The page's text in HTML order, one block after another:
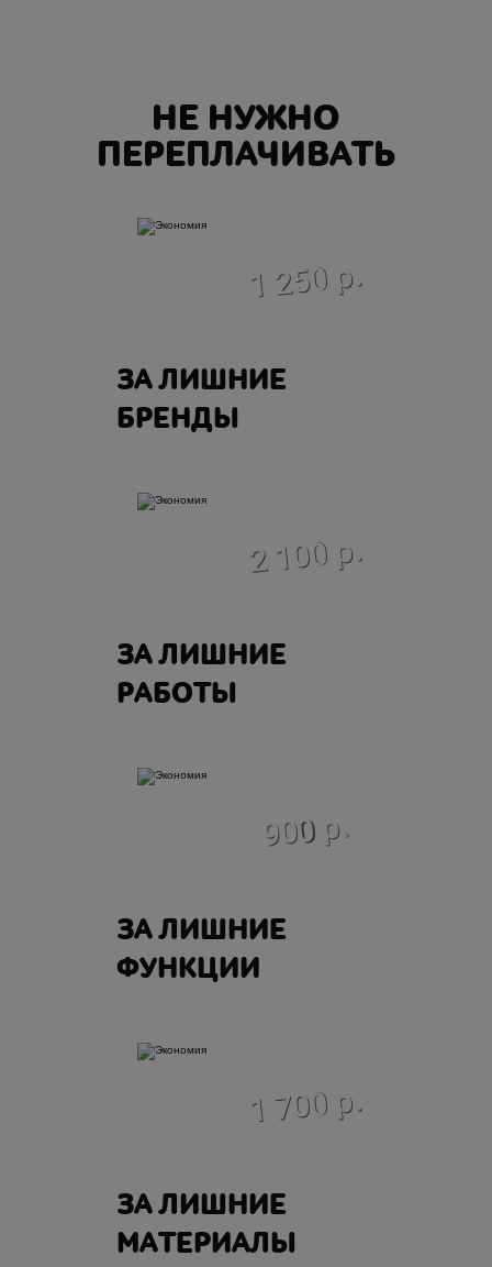
НЕ НУЖНО
ПЕРЕПЛАЧИВАТЬ
1 250 р.
ЗА ЛИШНИЕ
БРЕНДЫ
2 100 р.
ЗА ЛИШНИЕ
РАБОТЫ
900 р.
ЗА ЛИШНИЕ
ФУНКЦИИ
1 700 р.
ЗА ЛИШНИЕ
МАТЕРИАЛЫ